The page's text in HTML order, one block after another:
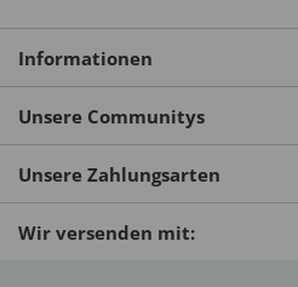
Informationen
Unsere Communitys
Unsere Zahlungsarten
Wir versenden mit: